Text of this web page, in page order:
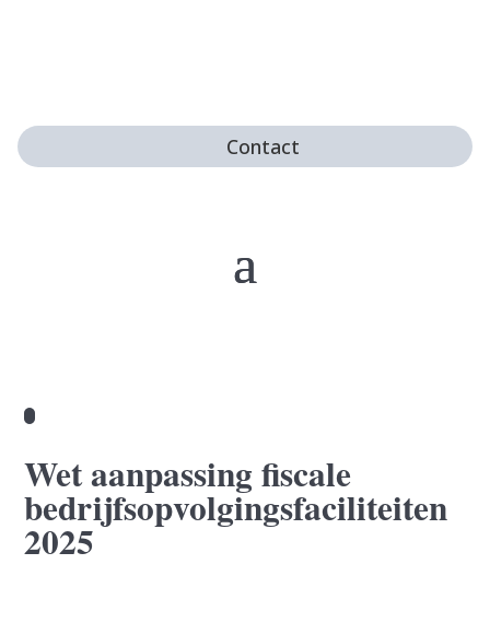
Contact
Wet aanpassing fiscale
bedrijfsopvolgingsfaciliteiten
2025